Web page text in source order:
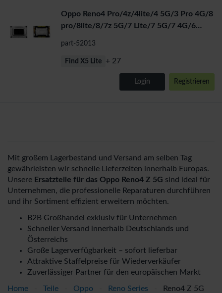
Oppo Reno4 Pro/4z/4lite/4 5G/3 Pro 4G/8
pro/8lite/8/7z 5G/7 Lite/7 5G/7 4G/6
part-52013
Find X5 Lite + 27
Login Registrieren
Mit großem Lagerbestand und Versand am selben Tag
gewährleisten wir schnelle Lieferzeiten innerhalb Europas.
Unsere Ersatzteile für das Oppo Reno4 Z 5G sind ideal für
Unternehmen, die professionelle Reparaturen durchführen
und ihr Sortiment effizient erweitern möchten.
B2B Großhandel exklusiv für Unternehmen
Schneller Versand innerhalb Deutschlands und
Österreichs
Große Lagerverfügbarkeit – sofort lieferbar
Attraktive Staffelpreise für Wiederverkäufer
Zuverlässiger Partner für den europäischen Markt
Home Teile Oppo Reno Series Reno4 Z 5G